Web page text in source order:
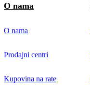
O nama
O nama
Prodajni centri
Kupovina na rate